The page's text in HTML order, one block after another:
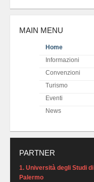
MAIN MENU
Home
Informazioni
Convenzioni
Turismo
Eventi
News
PARTNER
1. Università degli Studi di
Palermo